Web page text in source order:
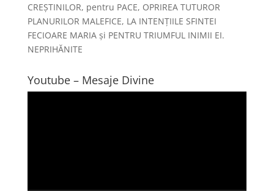
CREȘTINILOR, pentru PACE, OPRIREA TUTUROR
PLANURILOR MALEFICE, LA INTENȚIILE SFINTEI
FECIOARE MARIA și PENTRU TRIUMFUL INIMII EI.
NEPRIHĂNITE
Youtube – Mesaje Divine